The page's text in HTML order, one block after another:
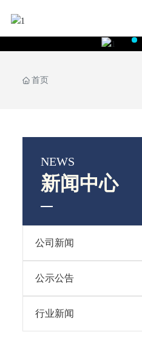
首页
NEWS
新闻中心
公司新闻
公示公告
行业新闻